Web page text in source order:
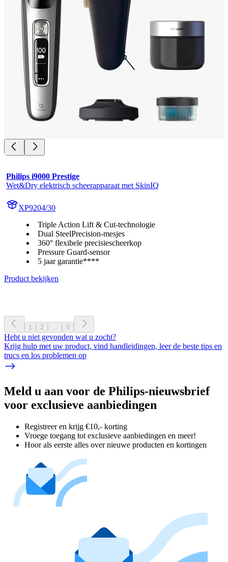
Philips i9000 Prestige
Wet&Dry elektrisch scheerapparaat met SkinIQ
XP9204/30
Triple Action Lift & Cut-technologie
Dual SteelPrecision-mesjes
360° flexibele precisiescheerkop
Pressure Guard-sensor
5 jaar garantie****
Product bekijken
1 2 5
Hebt u niet gevonden wat u zocht?
Krijg hulp met uw product, vind handleidingen, leer de beste tips en
trucs en los problemen op
Meld u aan voor de Philips-nieuwsbrief
voor exclusieve aanbiedingen
Registreer en krijg €10,- korting
Vroege toegang tot exclusieve aanbiedingen en meer!
Hoor als eerste alles over nieuwe producten en kortingen